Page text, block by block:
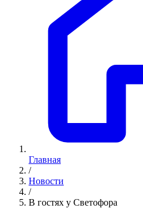
Главная
/
Новости
/
В гостях у Светофора